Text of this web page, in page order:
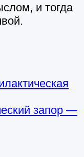
и тогда
запор —